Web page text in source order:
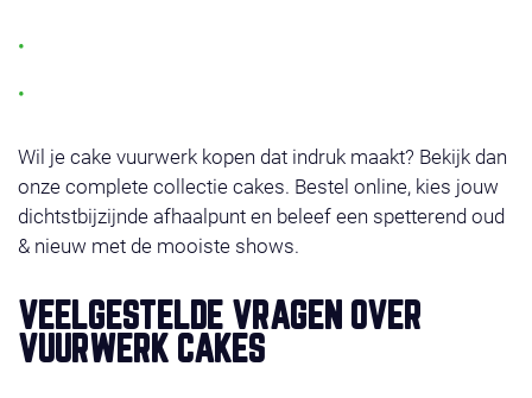
Wil je cake vuurwerk kopen dat indruk maakt? Bekijk dan
onze complete collectie cakes. Bestel online, kies jouw
dichtstbijzijnde afhaalpunt en beleef een spetterend oud
& nieuw met de mooiste shows.
VEELGESTELDE VRAGEN OVER
VUURWERK CAKES